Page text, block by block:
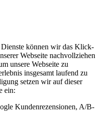
können wir das Klick-
Webseite nachvollziehen
unsere Webseite zu
insgesamt laufend zu
setzen wir auf dieser
ein:
Kundenrezensionen, A/B-